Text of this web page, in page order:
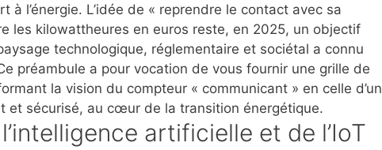
à l’énergie. L’idée de « reprendre le contact avec sa
les kilowattheures en euros reste, en 2025, un objectif
technologique, réglementaire et sociétal a connu
préambule a pour vocation de vous fournir une grille de
la vision du compteur « communicant » en celle d’un
et sécurisé, au cœur de la transition énergétique.
artificielle et de l’IoT